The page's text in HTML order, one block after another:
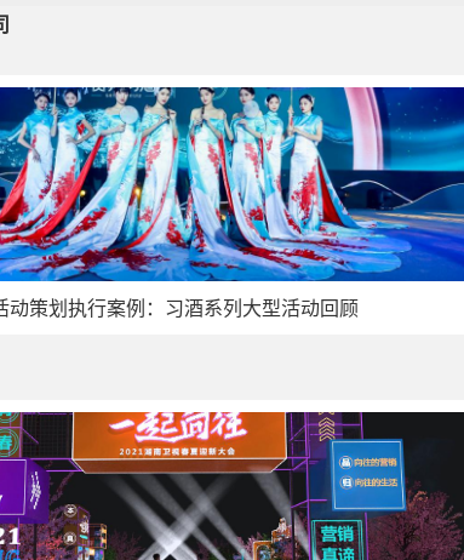
动策划执行案例：习酒系列大型活动回顾